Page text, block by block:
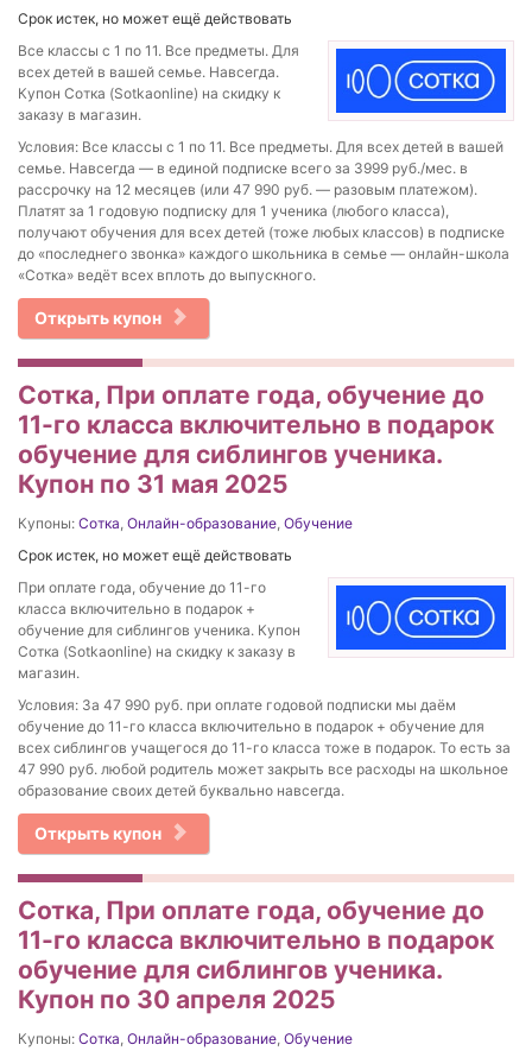
Срок истек, но может ещё действовать
Все классы с 1 по 11. Все предметы. Для
всех детей в вашей семье. Навсегда.
Купон Сотка (Sotkaonline) на скидку к
заказу в магазин.
Условия: Все классы с 1 по 11. Все предметы. Для всех детей в вашей
семье. Навсегда — в единой подписке всего за 3999 руб./мес. в
рассрочку на 12 месяцев (или 47 990 руб. — разовым платежом).
Платят за 1 годовую подписку для 1 ученика (любого класса),
получают обучения для всех детей (тоже любых классов) в подписке
до «последнего звонка» каждого школьника в семье — онлайн-школа
«Сотка» ведёт всех вплоть до выпускного.
Открыть купон
Сотка, При оплате года, обучение до
11-го класса включительно в подарок
обучение для сиблингов ученика.
Купон по 31 мая 2025
Купоны: Сотка Онлайн-образование Обучение
Срок истек, но может ещё действовать
При оплате года, обучение до 11-го
класса включительно в подарок +
обучение для сиблингов ученика. Купон
Сотка (Sotkaonline) на скидку к заказу в
магазин.
Условия: За 47 990 руб. при оплате годовой подписки мы даём
обучение до 11-го класса включительно в подарок + обучение для
всех сиблингов учащегося до 11-го класса тоже в подарок. То есть за
47 990 руб. любой родитель может закрыть все расходы на школьное
образование своих детей буквально навсегда.
Открыть купон
Сотка, При оплате года, обучение до
11-го класса включительно в подарок
обучение для сиблингов ученика.
Купон по 30 апреля 2025
Купоны: Сотка Онлайн-образование Обучение